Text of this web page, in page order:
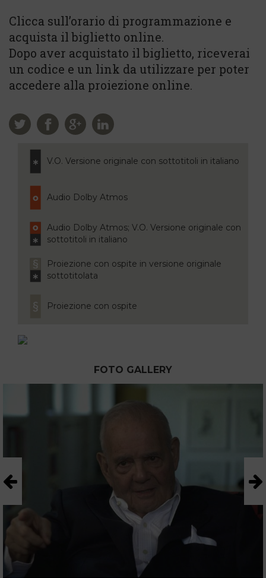
Clicca sull’orario di programmazione e
acquista il biglietto online.
Dopo aver acquistato il biglietto, riceverai
un codice e un link da utilizzare per poter
accedere alla proiezione online.
V.O. Versione originale con sottotitoli in italiano
Audio Dolby Atmos
Audio Dolby Atmos; V.O. Versione originale con
sottotitoli in italiano
Proiezione con ospite in versione originale
sottotitolata
Proiezione con ospite
FOTO GALLERY